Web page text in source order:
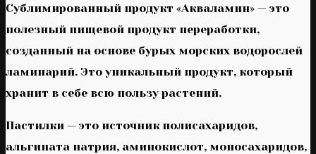
Сублимированный продукт «Акваламин» — это
полезный пищевой продукт переработки,
созданный на основе бурых морских водорослей
ламинарий. Это уникальный продукт, который
хранит в себе всю пользу растений.
Пастилки — это источник полисахаридов,
альгината натрия, аминокислот, моносахаридов,